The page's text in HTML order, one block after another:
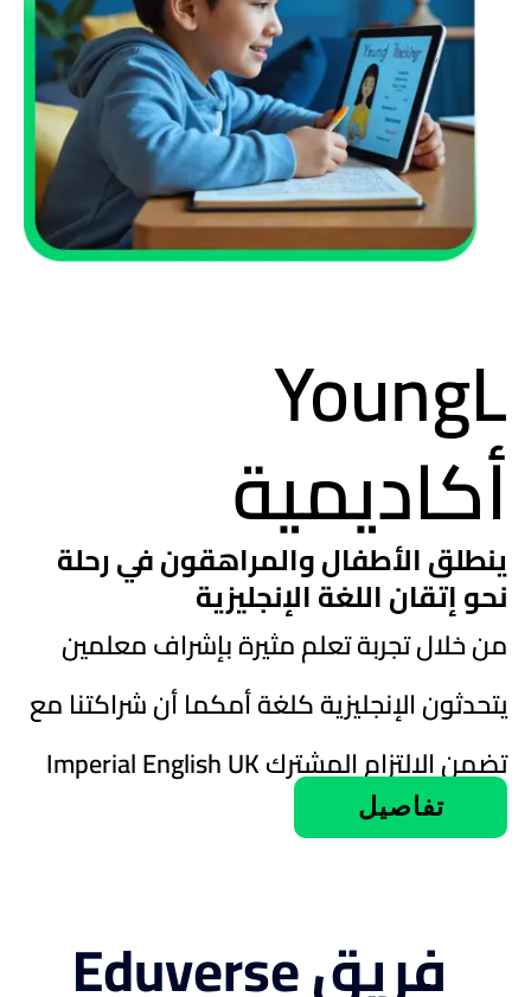
YoungL
أكاديمية
ينطلق الأطفال والمراهقون في رحلة
نحو إتقان اللغة الإنجليزية
من خلال تجربة تعلم مثيرة بإشراف معلمين
يتحدثون الإنجليزية كلغة أمكما أن شراكتنا مع
Imperial English UK تضمن الالتزام المشترك
تفاصيل